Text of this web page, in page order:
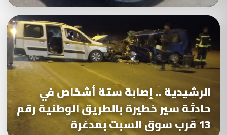
الرشيدية .. إصابة ستة أشخاص في
حادثة سير خطيرة بالطريق الوطنية رقم
13 قرب سوق السبت بمدغرة